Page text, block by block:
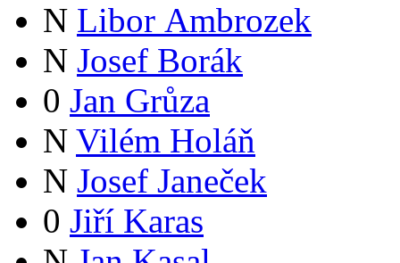
N Libor Ambrozek
N Josef Borák
0 Jan Grůza
N Vilém Holáň
N Josef Janeček
0 Jiří Karas